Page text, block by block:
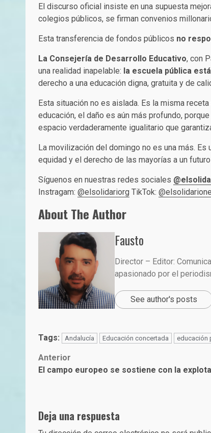
El discurso oficial insiste en una supuesta
colegios públicos, se firman convenios
Esta transferencia de fondos públicos no
La Consejería de Desarrollo Educativo, con
una realidad inapelable: la escuela pública
derecho a una educación digna, gratuita y de
Esta situación no es aislada. Es la misma
educación, el daño es aún más profundo, porque
espacio verdaderamente igualitario que
La movilización del domingo no es una más.
equidad y el derecho de las mayorías a un futuro
Síguenos en nuestras redes sociales
Instragam: @elsolidariorg TikTok:
About The Author
Fausto
Director – Editor:
apasionado por el
See author's posts
Tags: Andalucía Educación concertada educación
Post
navigation
Anterior
El campo europeo se sostiene con la
Deja una respuesta